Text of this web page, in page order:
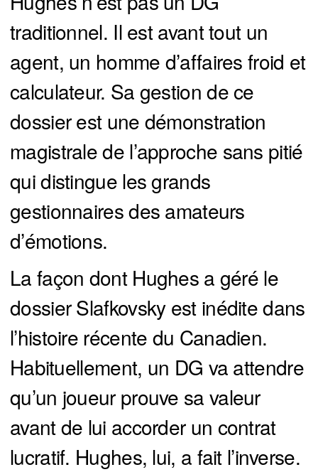
traditionnel. Il est avant tout un
agent, un homme d’affaires froid et
calculateur. Sa gestion de ce
dossier est une démonstration
magistrale de l’approche sans pitié
qui distingue les grands
gestionnaires des amateurs
d’émotions.
La façon dont Hughes a géré le
dossier Slafkovsky est inédite dans
l’histoire récente du Canadien.
Habituellement, un DG va attendre
qu’un joueur prouve sa valeur
avant de lui accorder un contrat
lucratif. Hughes, lui, a fait l’inverse.